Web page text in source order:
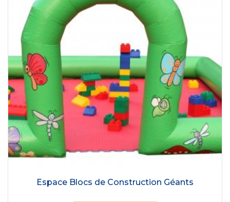
Espace Blocs de Construction Géants